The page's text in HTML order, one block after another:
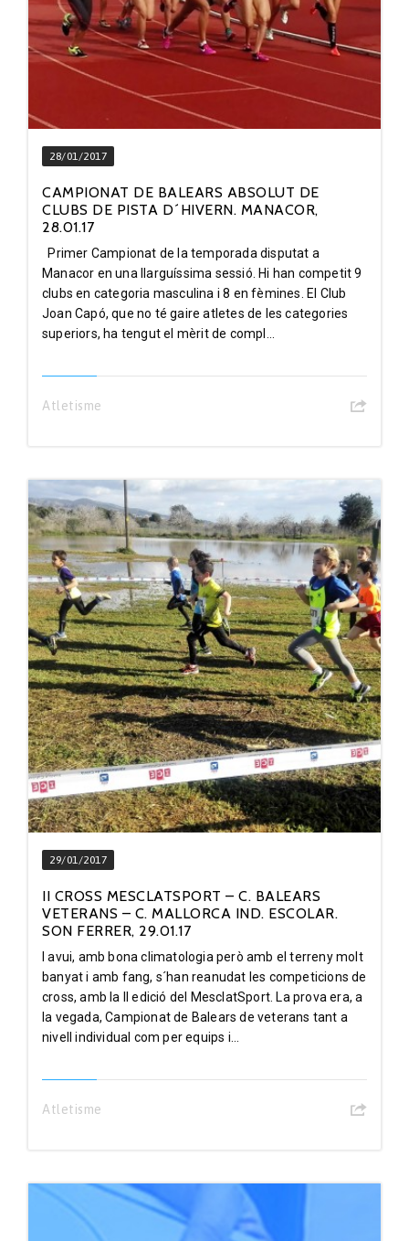
28/01/2017
CAMPIONAT DE BALEARS ABSOLUT DE
CLUBS DE PISTA D´HIVERN. MANACOR,
28.01.17
Primer Campionat de la temporada disputat a
Manacor en una llarguíssima sessió. Hi han competit 9
clubs en categoria masculina i 8 en fèmines. El Club
Joan Capó, que no té gaire atletes de les categories
superiors, ha tengut el mèrit de compl...
Atletisme
29/01/2017
II CROSS MESCLATSPORT – C. BALEARS
VETERANS – C. MALLORCA IND. ESCOLAR.
SON FERRER, 29.01.17
I avui, amb bona climatologia però amb el terreny molt
banyat i amb fang, s´han reanudat les competicions de
cross, amb la II edició del MesclatSport. La prova era, a
la vegada, Campionat de Balears de veterans tant a
nivell individual com per equips i...
Atletisme